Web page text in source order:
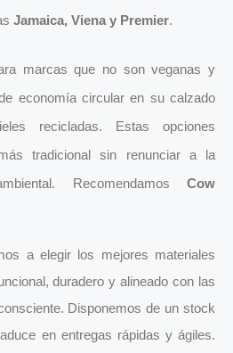
Jamaica, Viena y Premier.
marcas que no son veganas y
economía circular en su calzado
recicladas. Estas opciones
tradicional sin renunciar a la
Recomendamos Cow
a elegir los mejores materiales
duradero y alineado con las
Disponemos de un stock
en entregas rápidas y ágiles.